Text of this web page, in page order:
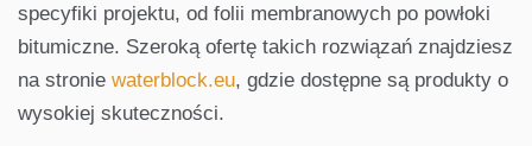
specyfiki projektu, od folii membranowych po powłoki
bitumiczne. Szeroką ofertę takich rozwiązań znajdziesz
na stronie waterblock.eu, gdzie dostępne są produkty o
wysokiej skuteczności.